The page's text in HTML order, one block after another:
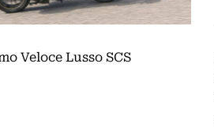
Veloce Lusso SCS